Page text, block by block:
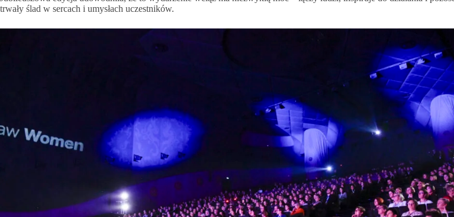
trwały ślad w sercach i umysłach uczestników.